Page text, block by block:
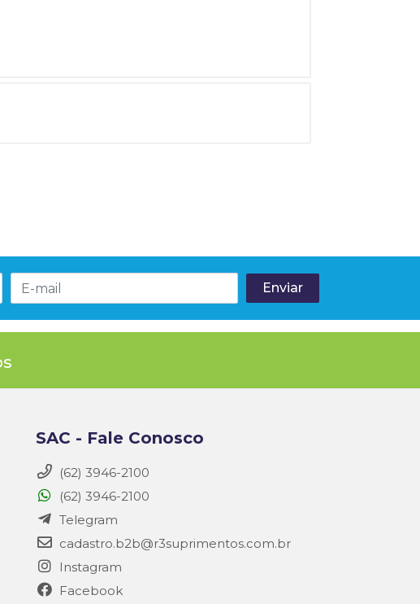
SAC - Fale Conosco
(62) 3946-2100
(62) 3946-2100
Telegram
cadastro.b2b@r3suprimentos.com.br
Instagram
Facebook